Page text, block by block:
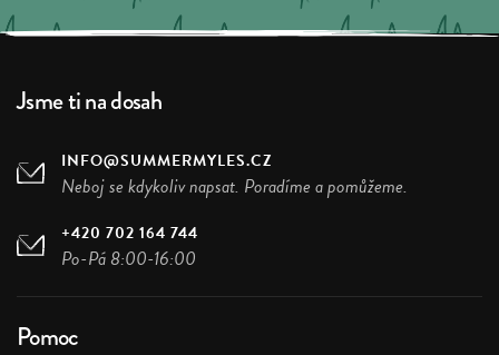
Jsme ti na dosah
INFO@SUMMERMYLES.CZ
Neboj se kdykoliv napsat. Poradíme a pomůžeme.
+420 702 164 744
Po-Pá 8:00-16:00
Pomoc